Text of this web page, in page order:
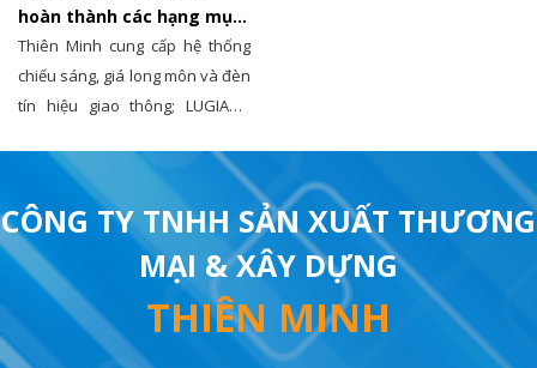
hoàn thành các hạng mục
chiếu sáng tại nhiều dự án
giao thông trọng điểm
Thiên Minh cung cấp hệ thống
chiếu sáng, giá long môn và đèn
tín hiệu giao thông; LUGIACO
tại các dự án nút giao Trần Quốc
Hoàn – Cộng Hòa, Quốc lộ 50 và
cao tốc Bến Lức – Long Thành,
chào mừng 50 năm Ngày Giải
phóng miền Nam, thống nhất
đất nước.
CÔNG TY TNHH SẢN XUẤT THƯƠNG
MẠI & XÂY DỰNG
THIÊN MINH